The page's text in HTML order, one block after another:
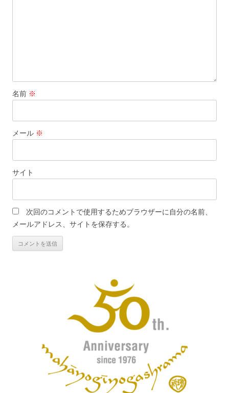
名前 ※
メール ※
サイト
次回のコメントで使用するためブラウザーに自分の名前、
メールアドレス、サイトを保存する。